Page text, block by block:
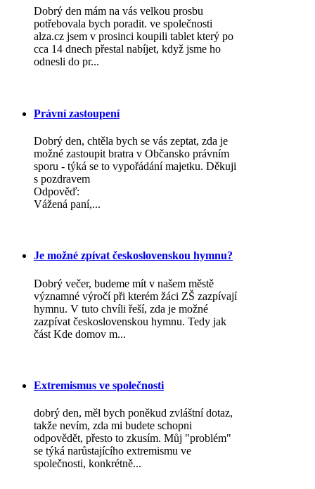
Dobrý den mám na vás velkou prosbu
potřebovala bych poradit. ve společnosti
alza.cz jsem v prosinci koupili tablet který po
cca 14 dnech přestal nabíjet, když jsme ho
odnesli do pr...
Právní zastoupení
Dobrý den, chtěla bych se vás zeptat, zda je
možné zastoupit bratra v Občansko právním
sporu - týká se to vypořádání majetku. Děkuji
s pozdravem
Odpověď:
Vážená paní,...
Je možné zpívat československou hymnu?
Dobrý večer, budeme mít v našem městě
významné výročí při kterém žáci ZŠ zazpívají
hymnu. V tuto chvíli řeší, zda je možné
zazpívat československou hymnu. Tedy jak
část Kde domov m...
Extremismus ve společnosti
dobrý den, měl bych poněkud zvláštní dotaz,
takže nevím, zda mi budete schopni
odpovědět, přesto to zkusím. Můj "problém"
se týká narůstajícího extremismu ve
společnosti, konkrétně...